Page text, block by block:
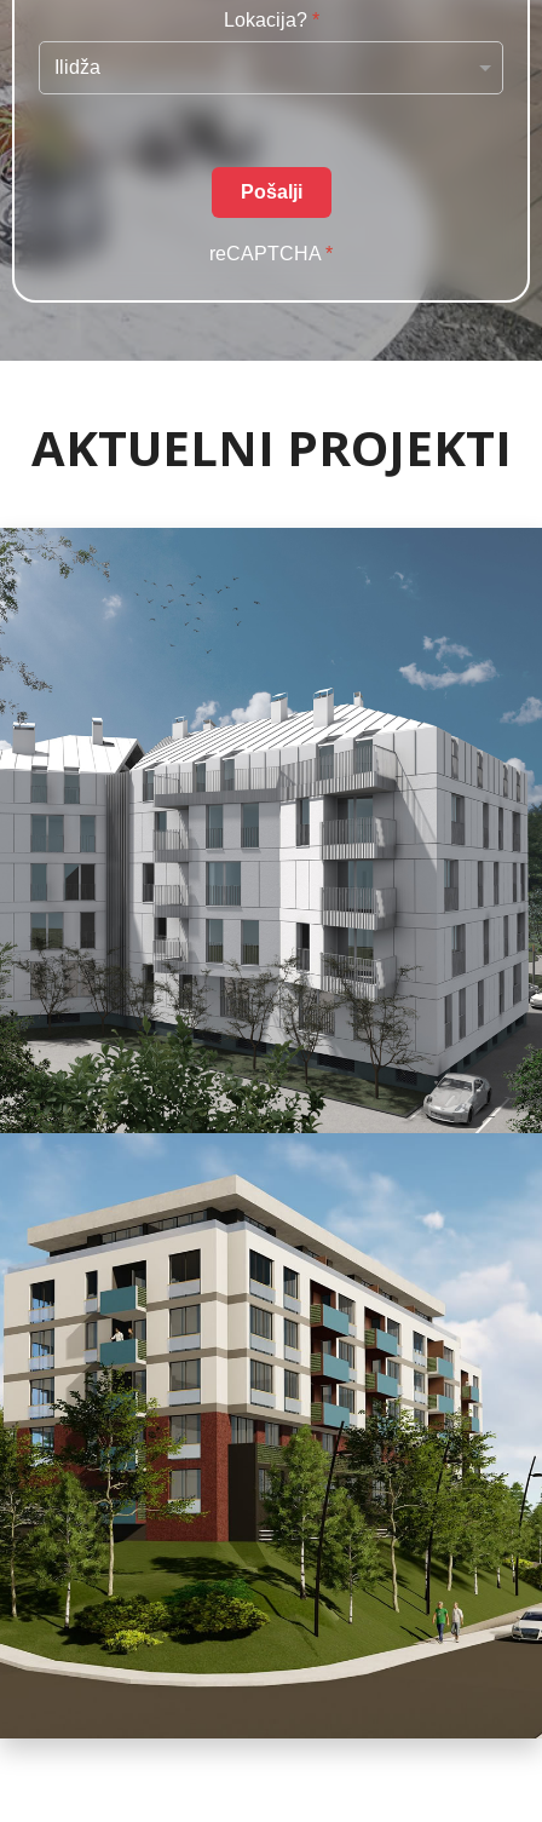
Lokacija? *
Pošalji
reCAPTCHA*
AKTUELNI PROJEKTI
ILIDŽA
Projekat „Bijeli Dvor“ – Ilidža
Na vrlo atraktivnoj lokaciji u Općini Ilidža, u blizini
tramvajske pruge u izgradnji i regionalnih
saobraćajnica, niče moderan stambeni objekat „Bijeli
Dvor“.
Dvolamelni objekat spratnosti Po+Pr+3+M nudit će:
prostrane i svijetle klimatizovane stanove, moderne
balkone i lođe, garažna mjesta, vanjsko uređenje i
zelene površine, gradnju po najvišim standardima
energetske efikasnosti, termičke zaštite i kvaliteta
materijala.
OPŠIRNIJE
ŠIP
...
OPŠIRNIJE